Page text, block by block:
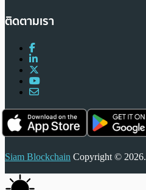
ติดตามเรา
Siam Blockchain Copyright © 2026.